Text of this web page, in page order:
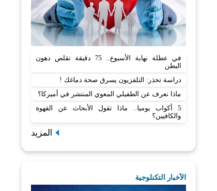
في عطلة نهاية الأسبوع.. 75 دقيقة تقلص دهون
البطن
دراسة تحذر: التلفزيون يسرق صحة دماغك !
ماذا نعرف عن الطفيلي المعوي المنتشر في أميركا؟
5 أكواب يوميا.. ماذا تقول الأبحاث عن القهوة
والكافيين؟
المزيد
الآخبار التكنلوجية